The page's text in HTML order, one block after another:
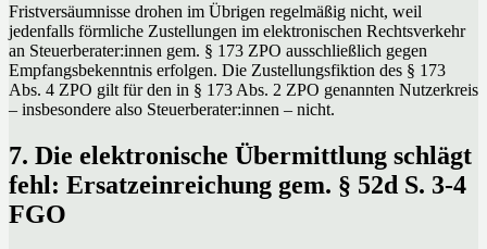
Fristversäumnisse drohen im Übrigen regelmäßig nicht, weil
jedenfalls förmliche Zustellungen im elektronischen Rechtsverkehr
an Steuerberater:innen gem. § 173 ZPO ausschließlich gegen
Empfangsbekenntnis erfolgen. Die Zustellungsfiktion des § 173
Abs. 4 ZPO gilt für den in § 173 Abs. 2 ZPO genannten Nutzerkreis
– insbesondere also Steuerberater:innen – nicht.
7. Die elektronische Übermittlung schlägt
fehl: Ersatzeinreichung gem. § 52d S. 3-4
FGO